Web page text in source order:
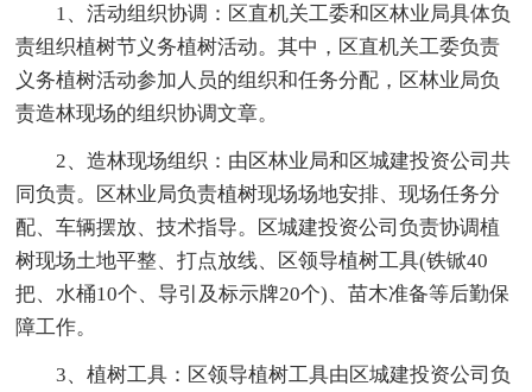
1、活动组织协调：区直机关工委和区林业局具体负
责组织植树节义务植树活动。其中，区直机关工委负责
义务植树活动参加人员的组织和任务分配，区林业局负
责造林现场的组织协调文章。
2、造林现场组织：由区林业局和区城建投资公司共
同负责。区林业局负责植树现场场地安排、现场任务分
配、车辆摆放、技术指导。区城建投资公司负责协调植
树现场土地平整、打点放线、区领导植树工具(铁锨40
把、水桶10个、导引及标示牌20个)、苗木准备等后勤保
障工作。
3、植树工具：区领导植树工具由区城建投资公司负